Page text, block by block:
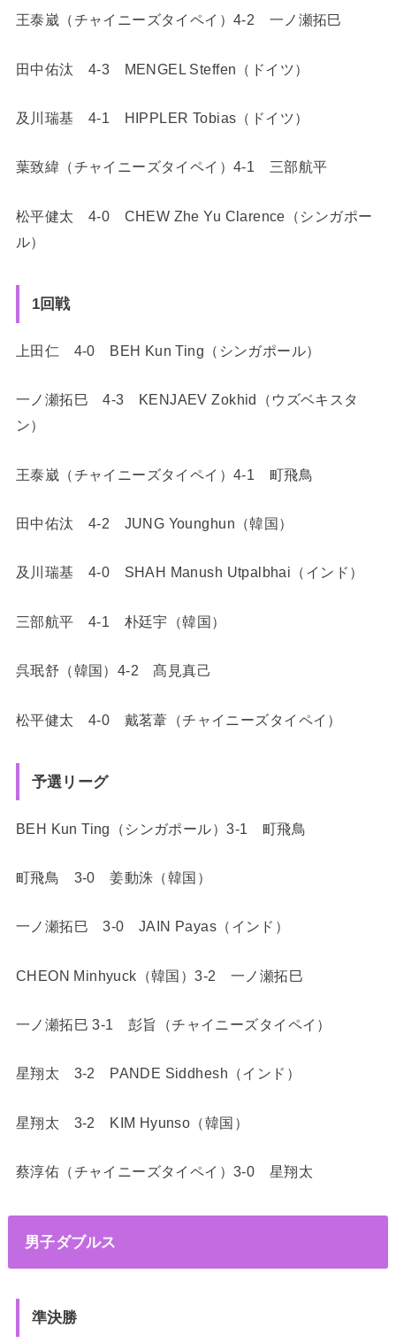
王泰崴（チャイニーズタイペイ）4-2 一ノ瀬拓巳
田中佑汰 4-3 MENGEL Steffen（ドイツ）
及川瑞基 4-1 HIPPLER Tobias（ドイツ）
葉致緯（チャイニーズタイペイ）4-1 三部航平
松平健太 4-0 CHEW Zhe Yu Clarence（シンガポー
ル）
1回戦
上田仁 4-0 BEH Kun Ting（シンガポール）
一ノ瀬拓巳 4-3 KENJAEV Zokhid（ウズベキスタ
ン）
王泰崴（チャイニーズタイペイ）4-1 町飛鳥
田中佑汰 4-2 JUNG Younghun（韓国）
及川瑞基 4-0 SHAH Manush Utpalbhai（インド）
三部航平 4-1 朴廷宇（韓国）
呉珉舒（韓国）4-2 髙見真己
松平健太 4-0 戴茗葦（チャイニーズタイペイ）
予選リーグ
BEH Kun Ting（シンガポール）3-1 町飛鳥
町飛鳥 3-0 姜動洙（韓国）
一ノ瀬拓巳 3-0 JAIN Payas（インド）
CHEON Minhyuck（韓国）3-2 一ノ瀬拓巳
一ノ瀬拓巳 3-1 彭旨（チャイニーズタイペイ）
星翔太 3-2 PANDE Siddhesh（インド）
星翔太 3-2 KIM Hyunso（韓国）
蔡淳佑（チャイニーズタイペイ）3-0 星翔太
男子ダブルス
準決勝